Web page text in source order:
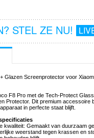
STEL ZE NU!
Glazen Screenprotector voor
F8 Pro met de Tech-Protect
Protector. Dit premium accessoire
in perfecte staat blijft.
kwaliteit: Gemaakt van duurzaam
weerstand tegen krassen en